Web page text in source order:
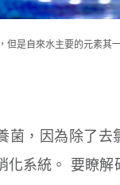
但是自來水主要的元素其
菌，因為除了去
化系統。 要瞭解